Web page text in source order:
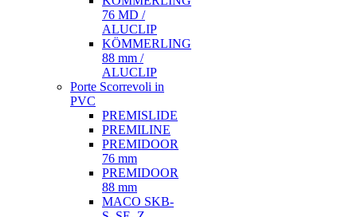
76 MD /
ALUCLIP
KÖMMERLING
88 mm /
ALUCLIP
Porte Scorrevoli in
PVC
PREMISLIDE
PREMILINE
PREMIDOOR
76 mm
PREMIDOOR
88 mm
MACO SKB-